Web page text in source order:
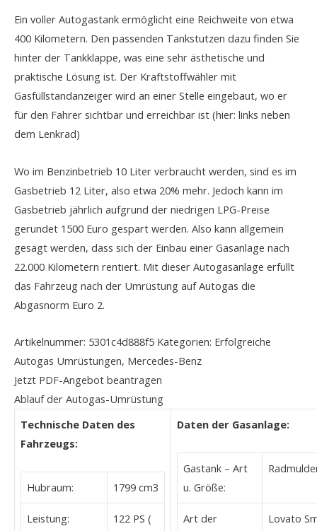
Ein voller Autogastank ermöglicht eine Reichweite von etwa
400 Kilometern. Den passenden Tankstutzen dazu finden Sie
hinter der Tankklappe, was eine sehr ästhetische und
praktische Lösung ist. Der Kraftstoffwähler mit
Gasfüllstandanzeiger wird an einer Stelle eingebaut, wo er
für den Fahrer sichtbar und erreichbar ist (hier: links neben
dem Lenkrad)
Wo im Benzinbetrieb 10 Liter verbraucht werden, sind es im
Gasbetrieb 12 Liter, also etwa 20% mehr. Jedoch kann im
Gasbetrieb jährlich aufgrund der niedrigen LPG-Preise
gerundet 1500 Euro gespart werden. Also kann allgemein
gesagt werden, dass sich der Einbau einer Gasanlage nach
22.000 Kilometern rentiert. Mit dieser Autogasanlage erfüllt
das Fahrzeug nach der Umrüstung auf Autogas die
Abgasnorm Euro 2.
Artikelnummer: 5301c4d888f5 Kategorien: Erfolgreiche
Autogas Umrüstungen, Mercedes-Benz
Jetzt PDF-Angebot beantragen
Ablauf der Autogas-Umrüstung
Technische Daten des
Fahrzeugs:
Hubraum: 1799 cm3
Leistung:
122 PS (
Daten der Gasanlage:
Gastank – Art
u. Größe:
Art der
Lovato